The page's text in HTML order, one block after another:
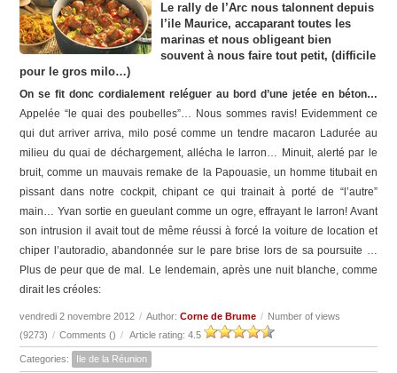
Le rally de l’Arc nous talonnent depuis
l’ile Maurice, accaparant toutes les
marinas et nous obligeant bien
souvent à nous faire tout petit, (difficile
pour le gros milo…)
On se fit donc cordialement reléguer au bord d’une jetée en béton…
Appelée “le quai des poubelles”… Nous sommes ravis! Evidemment ce
qui dut arriver arriva, milo posé comme un tendre macaron Ladurée au
milieu du quai de déchargement, allécha le larron… Minuit, alerté par le
bruit, comme un mauvais remake de la Papouasie, un homme titubait en
pissant dans notre cockpit, chipant ce qui trainait à porté de “l’autre”
main… Yvan sortie en gueulant comme un ogre, effrayant le larron! Avant
son intrusion il avait tout de même réussi à forcé la voiture de location et
chiper l’autoradio, abandonnée sur le pare brise lors de sa poursuite …
Plus de peur que de mal. Le lendemain, après une nuit blanche, comme
dirait les créoles:
vendredi 2 novembre 2012 / Author:Corne de Brume / Number of views
(9273) / Comments () / Article rating: 4.5
Categories: Ile de la Réunion